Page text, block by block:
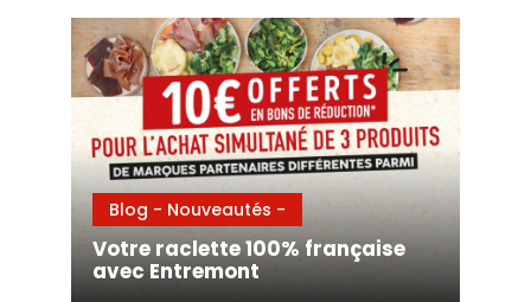
Blog - Nouveautés -
Votre raclette 100% française
avec Entremont